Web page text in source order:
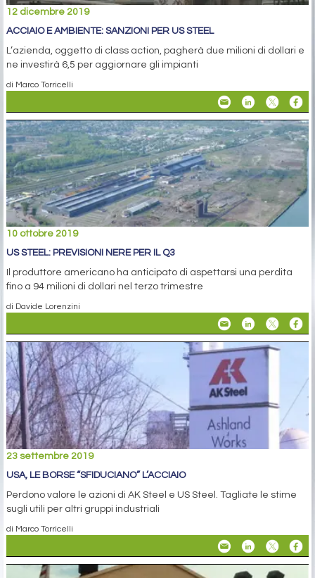
12 dicembre 2019
ACCIAIO E AMBIENTE: SANZIONI PER US STEEL
L’azienda, oggetto di class action, pagherà due milioni di dollari e
ne investirà 6,5 per aggiornare gli impianti
di Marco Torricelli
10 ottobre 2019
US STEEL: PREVISIONI NERE PER IL Q3
Il produttore americano ha anticipato di aspettarsi una perdita
fino a 94 milioni di dollari nel terzo trimestre
di Davide Lorenzini
23 settembre 2019
USA, LE BORSE “SFIDUCIANO” L’ACCIAIO
Perdono valore le azioni di AK Steel e US Steel. Tagliate le stime
sugli utili per altri gruppi industriali
di Marco Torricelli